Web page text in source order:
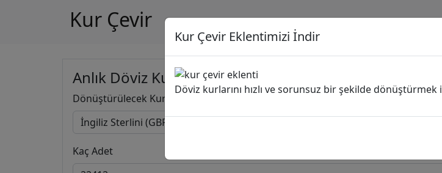
Kur Çevir
Anlık Döviz Kuru Hesapla
Dönüştürülecek Kur Dönüşecek Kur
Kaç Adet
Kur Çevir Eklentimizi İndir
Döviz kurlarını hızlı ve sorunsuz bir şekilde